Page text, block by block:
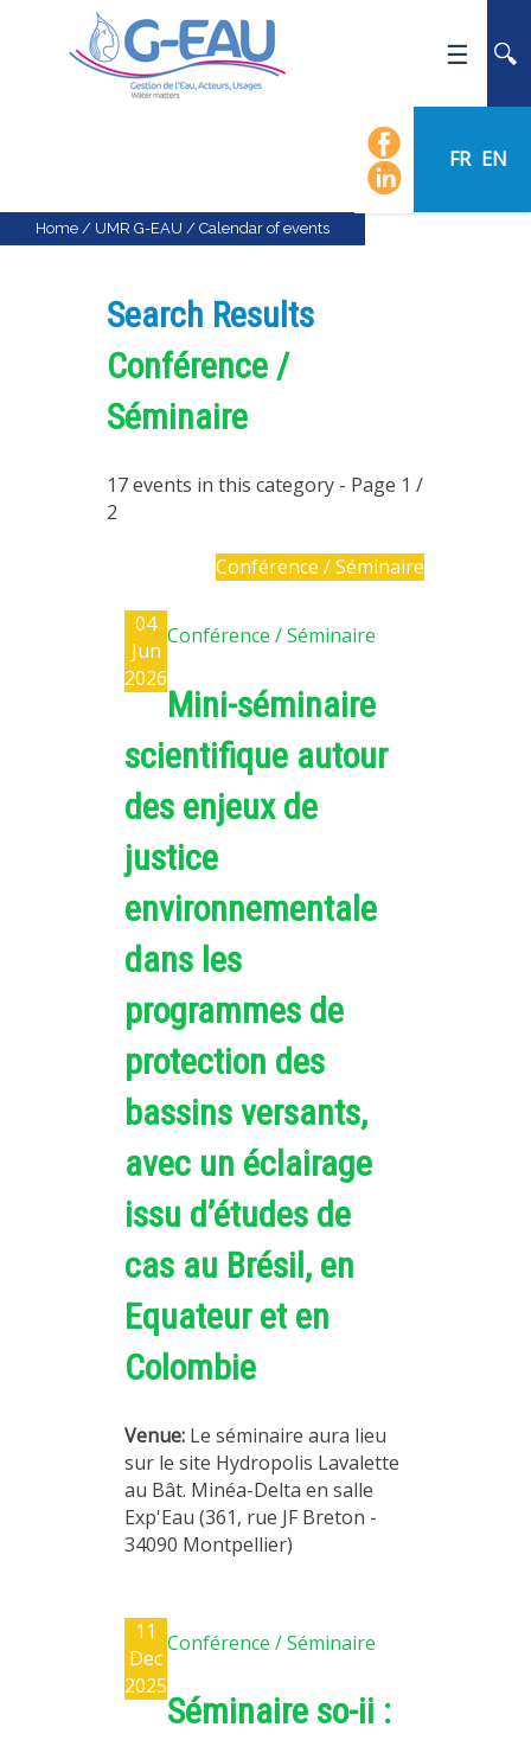
FR EN
NEWS
FLOW CHART
SCIENTIFIC FIELDS
RECRUITMENT
RESEARCH
EXPERIMENTAL PLATFORMS
CURRENT PROJECTS
COMPLETED PROJECTS
REGULAR SEMINARS
TRAINING COURSES
ENGINEERING
EDUCATION AND TRAINING
DOCTORAL TRAINING
PRODUCTION
METHODS AND TOOLS
SOFTWARE
PUBLICATIONS SUR HAL
THEMATIC NOTES
FOR THE PUBLIC
Home / UMR G-EAU / Calendar of events
Search Results
Conférence /
Séminaire
17 events in this category - Page 1 /
2
Conférence / Séminaire
04
Jun
2026
Conférence / Séminaire
Mini-séminaire
scientifique autour
des enjeux de
justice
environnementale
dans les
programmes de
protection des
bassins versants,
avec un éclairage
issu d’études de
cas au Brésil, en
Equateur et en
Colombie
Venue: Le séminaire aura lieu
sur le site Hydropolis Lavalette
au Bât. Minéa-Delta en salle
Exp'Eau (361, rue JF Breton -
34090 Montpellier)
11
Dec
2025
Conférence / Séminaire
Séminaire so-ii :